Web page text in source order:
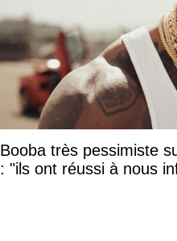
Booba très pessimiste
: "ils ont réussi à nous